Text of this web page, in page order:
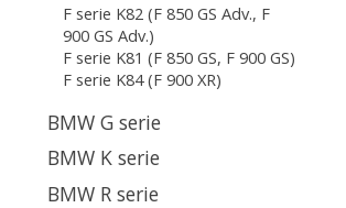
F serie K82 (F 850 GS Adv., F
900 GS Adv.)
F serie K81 (F 850 GS, F 900 GS)
F serie K84 (F 900 XR)
BMW G serie
BMW K serie
BMW R serie